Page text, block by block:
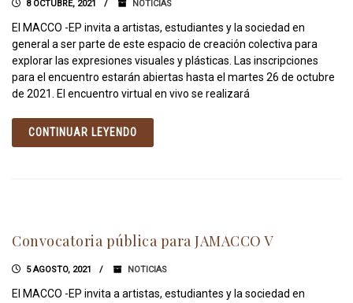
8 OCTUBRE, 2021 NOTICIAS
El MACCO -EP invita a artistas, estudiantes y la sociedad en
general a ser parte de este espacio de creación colectiva para
explorar las expresiones visuales y plásticas. Las inscripciones
para el encuentro estarán abiertas hasta el martes 26 de octubre
de 2021. El encuentro virtual en vivo se realizará
CONTINUAR LEYENDO
Convocatoria pública para JAMACCO V
5 AGOSTO, 2021 NOTICIAS
El MACCO -EP invita a artistas, estudiantes y la sociedad en